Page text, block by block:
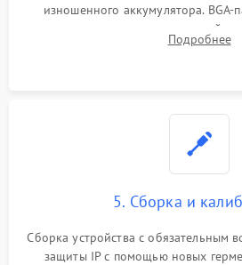
изношенного аккумулятора.
контроллеров на материнской
разъемов и кнопок, замена
Подробнее
5. Сборка и
Сборка устройства с обязательным
защиты IP с помощью новых